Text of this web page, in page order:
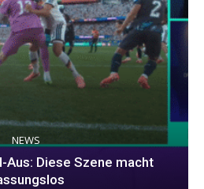
NEWS
Aus: Diese Szene macht